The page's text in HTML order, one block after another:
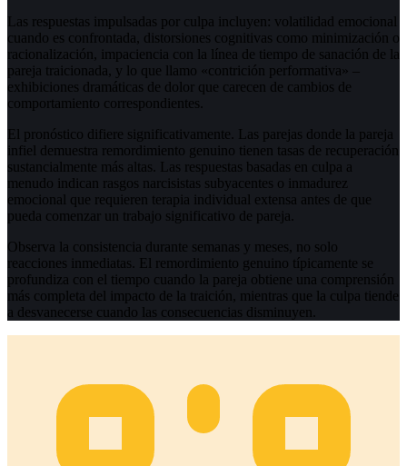
Las respuestas impulsadas por culpa incluyen: volatilidad emocional
cuando es confrontada, distorsiones cognitivas como minimización o
racionalización, impaciencia con la línea de tiempo de sanación de la
pareja traicionada, y lo que llamo «contrición performativa» –
exhibiciones dramáticas de dolor que carecen de cambios de
comportamiento correspondientes.
El pronóstico difiere significativamente. Las parejas donde la pareja
infiel demuestra remordimiento genuino tienen tasas de recuperación
sustancialmente más altas. Las respuestas basadas en culpa a
menudo indican rasgos narcisistas subyacentes o inmadurez
emocional que requieren terapia individual extensa antes de que
pueda comenzar un trabajo significativo de pareja.
Observa la consistencia durante semanas y meses, no solo
reacciones inmediatas. El remordimiento genuino típicamente se
profundiza con el tiempo cuando la pareja obtiene una comprensión
más completa del impacto de la traición, mientras que la culpa tiende
a desvanecerse cuando las consecuencias disminuyen.